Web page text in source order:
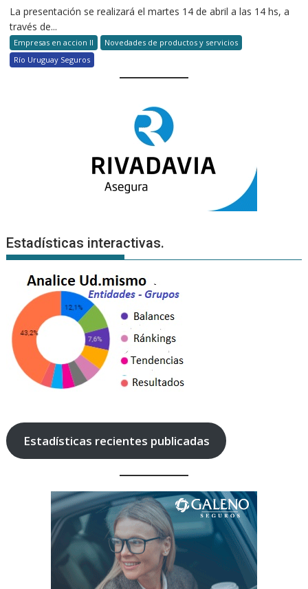
La presentación se realizará el martes 14 de abril a las 14 hs, a
través de...
Empresas en accion II
Novedades de productos y servicios
Río Uruguay Seguros
Estadísticas interactivas.
Estadísticas recientes publicadas